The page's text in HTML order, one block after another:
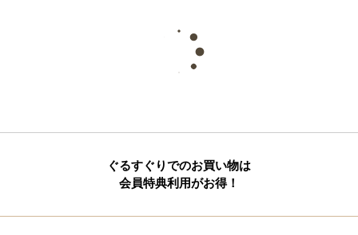
ぐるすぐりでのお買い物は
会員特典利用がお得！